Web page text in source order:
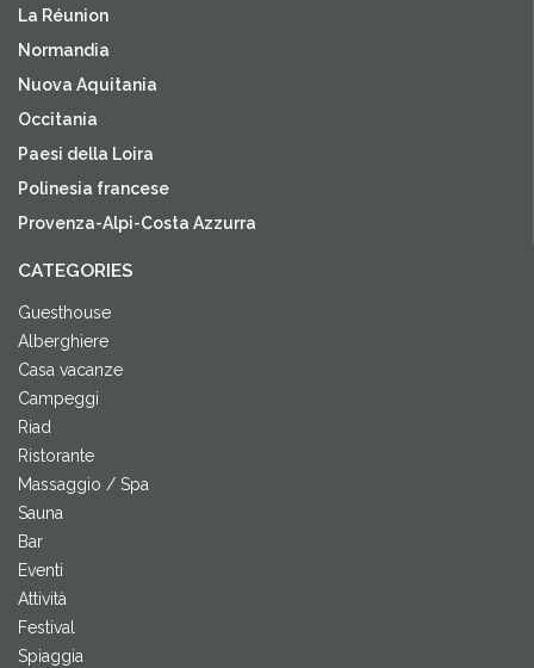
La Réunion
Normandia
Nuova Aquitania
Occitania
Paesi della Loira
Polinesia francese
Provenza-Alpi-Costa Azzurra
CATEGORIES
Guesthouse
Alberghiere
Casa vacanze
Campeggi
Riad
Ristorante
Massaggio / Spa
Sauna
Bar
Eventi
Attività
Festival
Spiaggia